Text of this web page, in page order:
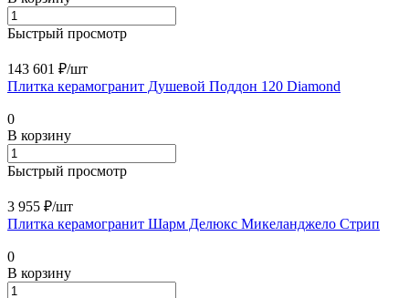
Быстрый просмотр
143 601 ₽/шт
Плитка керамогранит Душевой Поддон 120 Diamond
0
В корзину
Быстрый просмотр
3 955 ₽/шт
Плитка керамогранит Шарм Делюкс Микеланджело Стрип
0
В корзину